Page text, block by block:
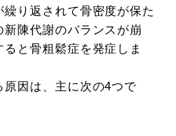
り返されて骨密度が保た
陳代謝のバランスが崩
と骨粗鬆症を発症しま
因は、主に次の4つで